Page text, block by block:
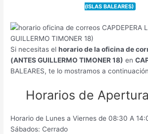
(ISLAS BALEARES)
Si necesitas elhorario de la oficina de
(ANTES GUILLERMO TIMONER 18) en
BALEARES, te lo mostramos a
Horarios de
Horario de Lunes a Viernes de 08:30 A
Sábados: Cerrado